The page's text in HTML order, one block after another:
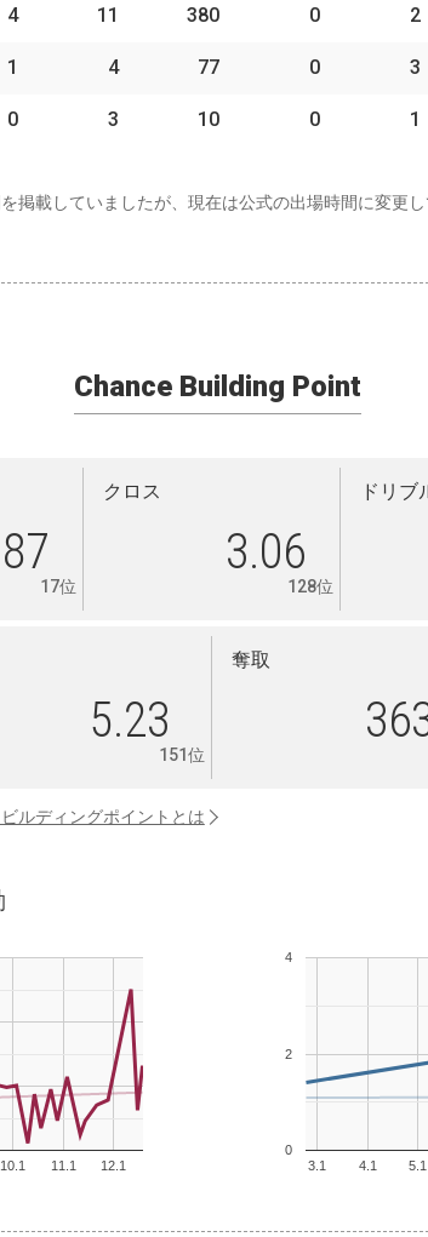
4 11 380 0 2
1 4 77 0 3
0 3 10 0 1
載していましたが、現在は公式の出場時間に変更し
Chance Building Point
17位
クロス
3.06
128位
ドリブ
5.23
151位
奪取
ルディングポイントとは
10.1 11.1 12.1 3.1 4.1 5.1
0
2
4